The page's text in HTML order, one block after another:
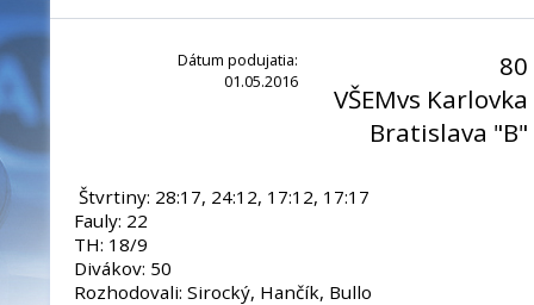
Dátum podujatia:
01.05.2016
80
VŠEMvs Karlovka
Bratislava "B"
Štvrtiny: 28:17, 24:12, 17:12, 17:17
Fauly: 22
TH: 18/9
Divákov: 50
Rozhodovali: Sirocký, Hančík, Bullo